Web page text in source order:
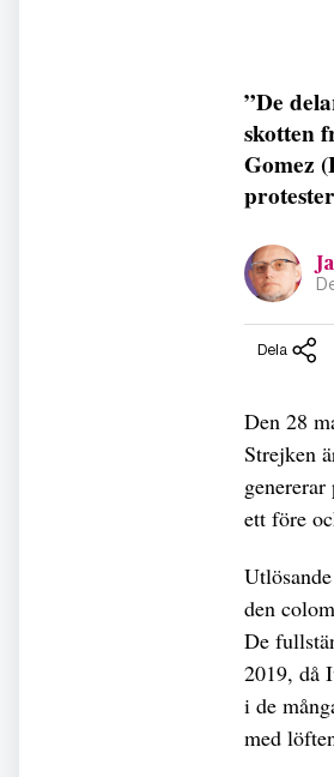
”De
skotten
Gomez
Dela
Den 28
Strejken
ett före
den
De
2019, då
i de
med